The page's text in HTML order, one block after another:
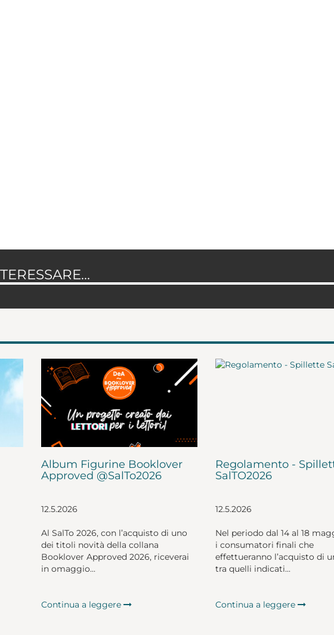
Album Figurine Booklover
Approved @SalTo2026
12.5.2026
Al SalTo 2026, con l’acquisto di uno
dei titoli novità della collana
Booklover Approved 2026, riceverai
in omaggio...
Continua a leggere
Regolamento -
SalTO2026
12.5.2026
Nel periodo dal 14 al 18
i consumatori finali che
effettueranno l’acquisto di
tra quelli indicati...
Continua a leggere